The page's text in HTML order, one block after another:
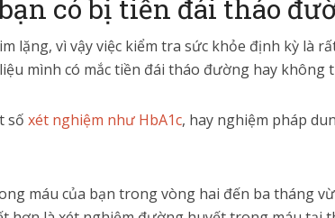
có bị tiền đái tháo
lặng, vì vậy việc kiểm tra sức khỏe định kỳ là
mình có mắc tiền đái tháo đường hay không
số xét nghiệm như HbA1c, hay nghiệm pháp
máu của bạn trong vòng hai đến ba tháng